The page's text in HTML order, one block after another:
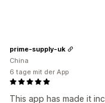
This app has made it
prime-supply-uk
China
6 tage mit der App